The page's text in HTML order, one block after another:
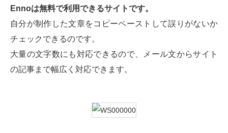
Ennoは無料で利用できるサイトです。
自分が制作した文章をコピーペーストして誤りがないか
チェックできるのです。
大量の文字数にも対応できるので、メール文からサイト
の記事まで幅広く対応できます。